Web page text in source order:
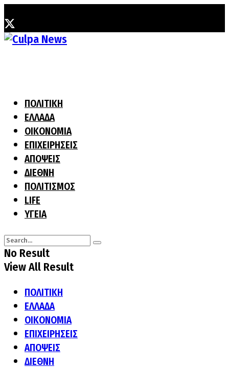
ΠΟΛΙΤΙΚΗ
ΕΛΛΑΔΑ
ΟΙΚΟΝΟΜΙΑ
ΕΠΙΧΕΙΡΗΣΕΙΣ
ΑΠΟΨΕΙΣ
ΔΙΕΘΝΗ
ΠΟΛΙΤΙΣΜΟΣ
LIFE
ΥΓΕΙΑ
No Result
View All Result
ΠΟΛΙΤΙΚΗ
ΕΛΛΑΔΑ
ΟΙΚΟΝΟΜΙΑ
ΕΠΙΧΕΙΡΗΣΕΙΣ
ΑΠΟΨΕΙΣ
ΔΙΕΘΝΗ